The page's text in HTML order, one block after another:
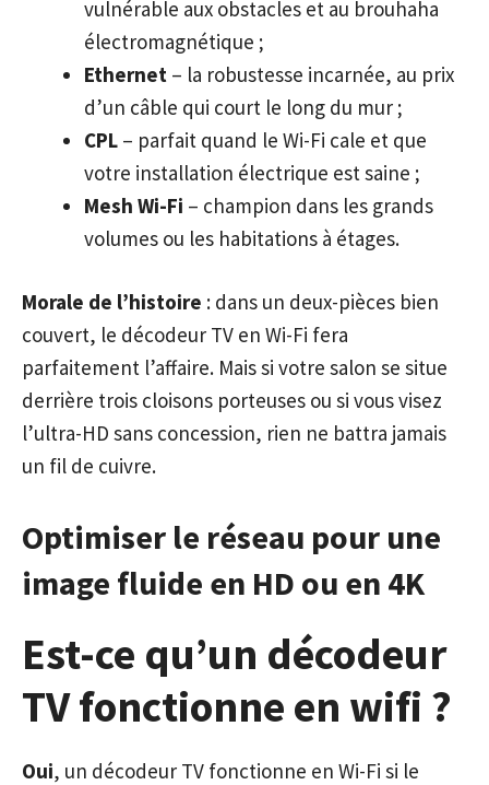
vulnérable aux obstacles et au brouhaha
électromagnétique ;
Ethernet – la robustesse incarnée, au prix
d’un câble qui court le long du mur ;
CPL – parfait quand le Wi-Fi cale et que
votre installation électrique est saine ;
Mesh Wi-Fi – champion dans les grands
volumes ou les habitations à étages.
Morale de l’histoire : dans un deux-pièces bien
couvert, le décodeur TV en Wi-Fi fera
parfaitement l’affaire. Mais si votre salon se situe
derrière trois cloisons porteuses ou si vous visez
l’ultra-HD sans concession, rien ne battra jamais
un fil de cuivre.
Optimiser le réseau pour une
image fluide en HD ou en 4K
Est-ce qu’un décodeur
TV fonctionne en wifi ?
Oui, un décodeur TV fonctionne en Wi-Fi si le